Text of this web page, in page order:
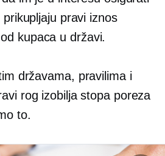
pravi iznos
kupaca u državi.
državama, pravilima i
rog izobilja stopa poreza
to.